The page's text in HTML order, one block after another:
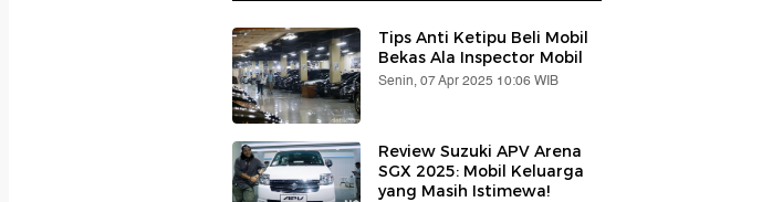
Tips Anti Ketipu Beli Mobil
Bekas Ala Inspector Mobil
Senin, 07 Apr 2025 10:06 WIB
Review Suzuki APV Arena
SGX 2025: Mobil Keluarga
yang Masih Istimewa!